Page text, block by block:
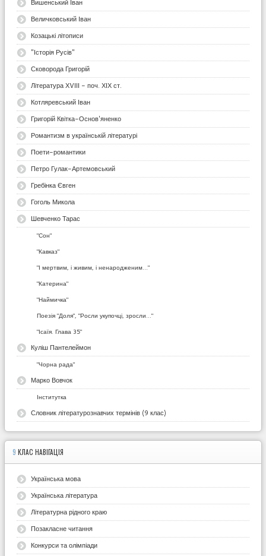
Вишенський Іван
Величковський Іван
Козацькі літописи
"Історія Русів"
Сковорода Григорій
Література ХVІІІ - поч. ХІХ ст.
Котляревський Іван
Григорій Квітка-Основ'яненко
Романтизм в українській літературі
Поети-романтики
Петро Гулак-Артемовський
Гребінка Євген
Гоголь Микола
Шевченко Тарас
"Сон"
"Кавказ"
"І мертвим, і живим, і ненародженим..."
"Катерина"
"Наймичка"
Поезія "Доля", "Росли укупочці, зросли..."
"Ісаїя. Глава 35"
Куліш Пантелеймон
"Чорна рада"
Марко Вовчок
Інститутка
Словник літературознавчих термінів (9 клас)
9 КЛАС НАВІГАЦІЯ
Українська мова
Українська література
Літературна рідного краю
Позакласне читання
Конкурси та олімпіади